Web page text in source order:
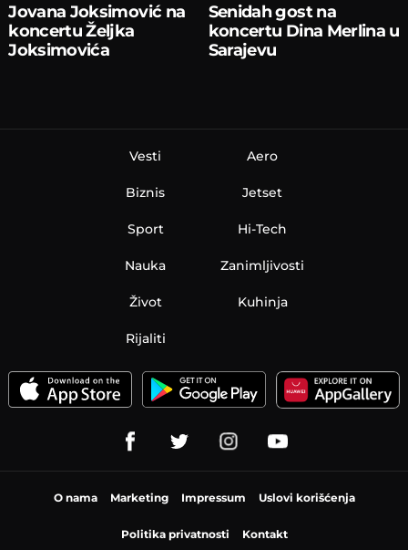
Jovana Joksimović na
koncertu Željka
Joksimovića
Senidah gost na
koncertu Dina Merlina u
Sarajevu
Vesti
Biznis
Sport
Nauka
Aero
Jetset
Hi-Tech
Zanimljivosti
Život Kuhinja
Rijaliti
O nama Marketing Impressum Uslovi korišćenja
Politika privatnosti Kontakt